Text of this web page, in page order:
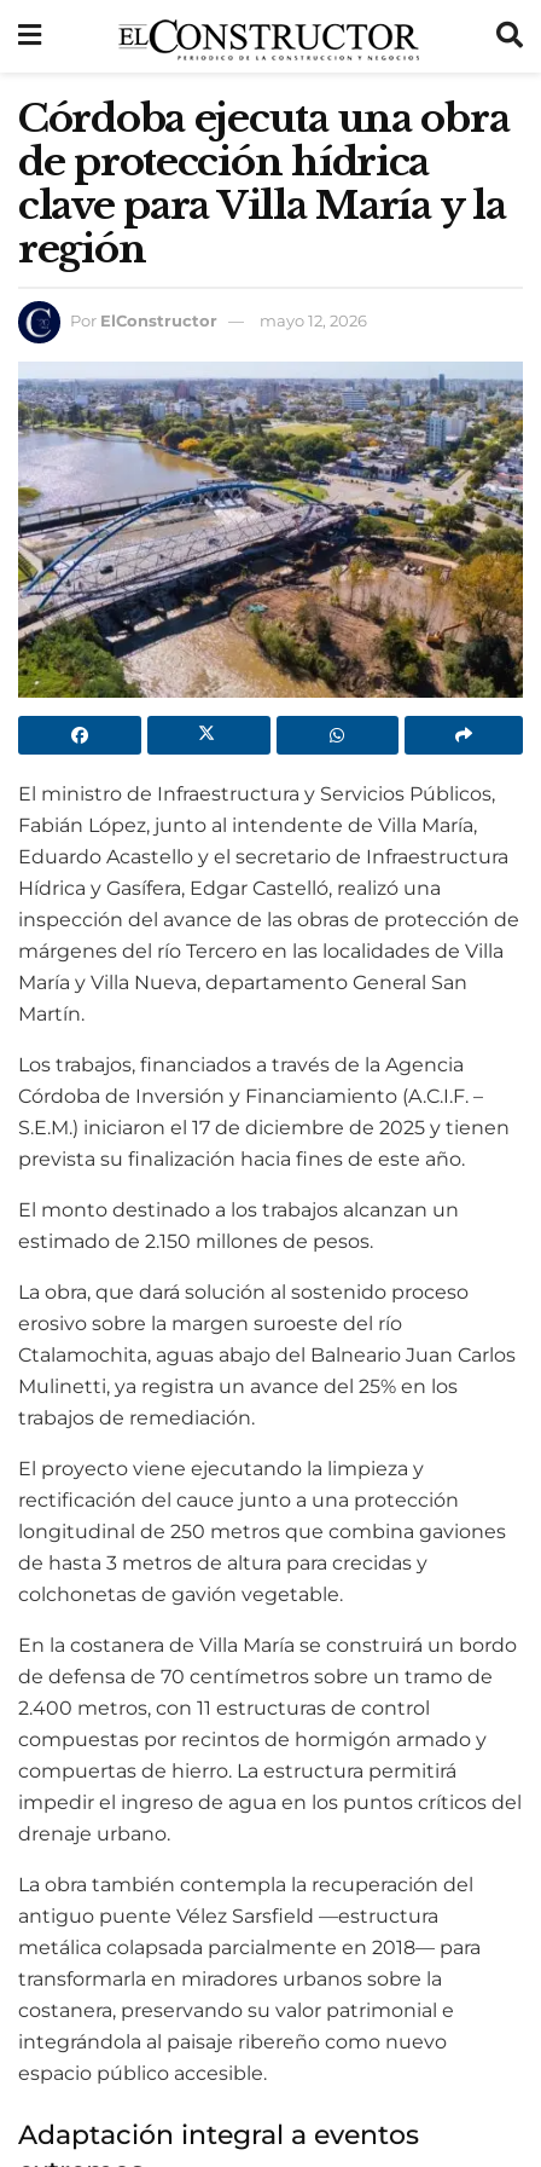
Córdoba ejecuta una obra
de protección hídrica
clave para Villa María y la
región
Por ElConstructor mayo 12, 2026
El ministro de Infraestructura y Servicios Públicos,
Fabián López, junto al intendente de Villa María,
Eduardo Acastello y el secretario de Infraestructura
Hídrica y Gasífera, Edgar Castelló, realizó una
inspección del avance de las obras de protección de
márgenes del río Tercero en las localidades de Villa
María y Villa Nueva, departamento General San
Martín.
Los trabajos, financiados a través de la Agencia
Córdoba de Inversión y Financiamiento (A.C.I.F. –
S.E.M.) iniciaron el 17 de diciembre de 2025 y tienen
prevista su finalización hacia fines de este año.
El monto destinado a los trabajos alcanzan un
estimado de 2.150 millones de pesos.
La obra, que dará solución al sostenido proceso
erosivo sobre la margen suroeste del río
Ctalamochita, aguas abajo del Balneario Juan Carlos
Mulinetti, ya registra un avance del 25% en los
trabajos de remediación.
El proyecto viene ejecutando la limpieza y
rectificación del cauce junto a una protección
longitudinal de 250 metros que combina gaviones
de hasta 3 metros de altura para crecidas y
colchonetas de gavión vegetable.
En la costanera de Villa María se construirá un bordo
de defensa de 70 centímetros sobre un tramo de
2.400 metros, con 11 estructuras de control
compuestas por recintos de hormigón armado y
compuertas de hierro. La estructura permitirá
impedir el ingreso de agua en los puntos críticos del
drenaje urbano.
La obra también contempla la recuperación del
antiguo puente Vélez Sarsfield —estructura
metálica colapsada parcialmente en 2018— para
transformarla en miradores urbanos sobre la
costanera, preservando su valor patrimonial e
integrándola al paisaje ribereño como nuevo
espacio público accesible.
Adaptación integral a eventos